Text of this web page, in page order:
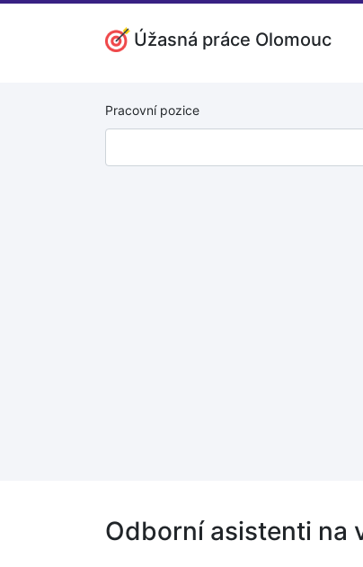
Úžasná práce Olomouc
Pracovní pozice
Odborní asistenti na